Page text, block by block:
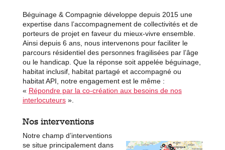
Béguinage & Compagnie développe depuis 2015 une
expertise dans l’accompagnement de collectivités et de
porteurs de projet en faveur du mieux-vivre ensemble.
Ainsi depuis 6 ans, nous intervenons pour faciliter le
parcours résidentiel des personnes fragilisées par l’âge
ou le handicap. Que la réponse soit appelée béguinage,
habitat inclusif, habitat partagé et accompagné ou
habitat API, notre engagement est le même :
« Répondre par la co-création aux besoins de nos
interlocuteurs».
Nos interventions
Notre champ d’interventions
se situe principalement dans